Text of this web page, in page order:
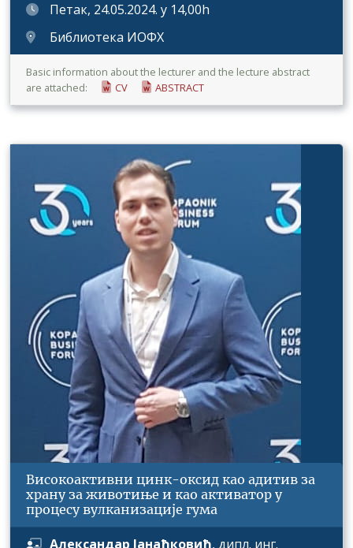
Петак, 24.05.2024. у 14,00h
Библиотека ИОФХ
Basic information about the lecturer and the lecture abstract
are attached:
CV ABSTRACT
Високоактивни цинк-оксид као адитив за
храну за животиње и као активатор у
процесу вулканизације гума
Александар Јанаћковић, дипл. инг.